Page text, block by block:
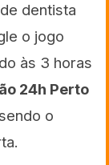
dentista
o jogo
às 3 horas
24h Perto
o